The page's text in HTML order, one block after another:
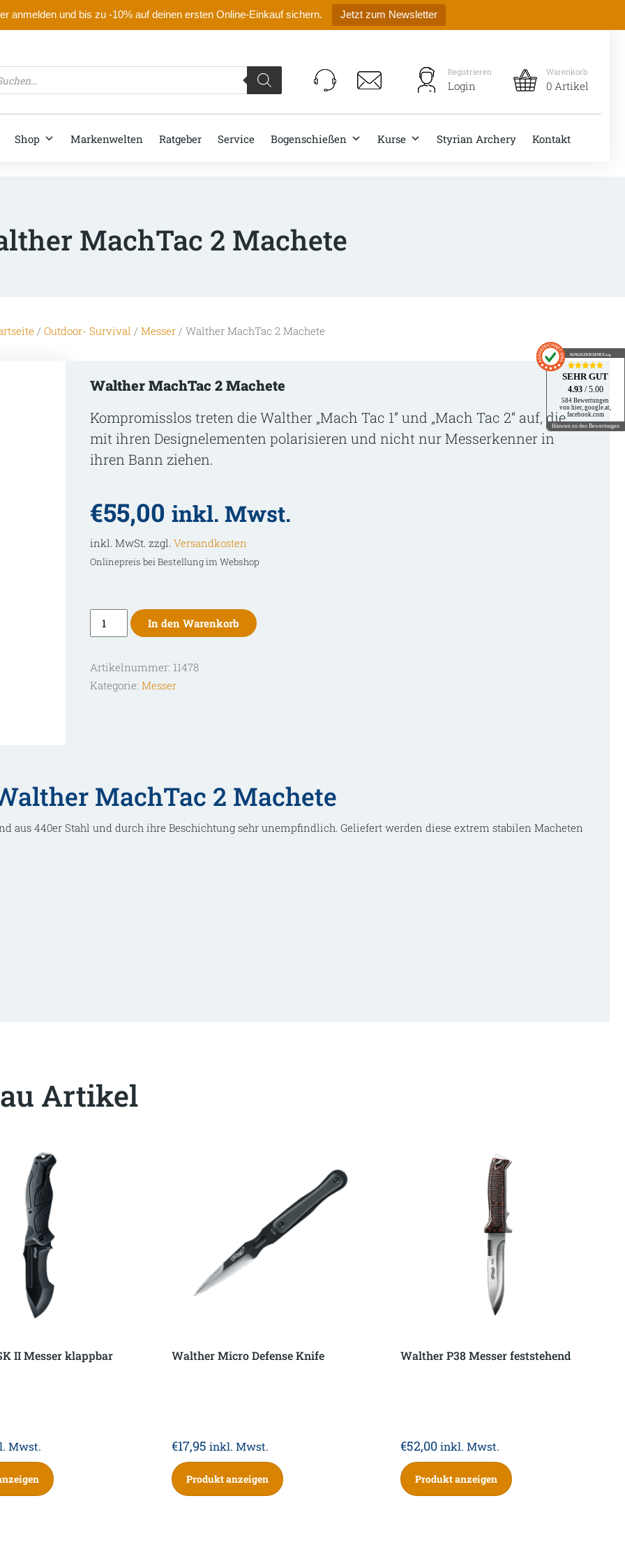
anmelden und bis zu -10% auf deinen ersten Online-Einkauf sichern. Jetzt zum Newsletter
Registrieren
Login
Warenkorb
0 Artikel
Shop Markenwelten Ratgeber Service Bogenschießen Kurse Styrian Archery Kontakt
MachTac 2 Machete
/ Outdoor- Survival / Messer/ Walther MachTac 2 Machete
Walther MachTac 2 Machete
Kompromisslos treten die Walther „Mach Tac 1“ und „Mach Tac 2“ auf, die
mit ihren Designelementen polarisieren und nicht nur Messerkenner in
ihren Bann ziehen.
€55,00 inkl. Mwst.
inkl. MwSt. zzgl. Versandkosten
Onlinepreis bei Bestellung im Webshop
Walther
MachTac
Machete
Menge
In den Warenkorb
Artikelnummer: 11478
Kategorie: Messer
MachTac 2 Machete
aus 440er Stahl und durch ihre Beschichtung sehr unempfindlich. Geliefert werden diese extrem stabilen Macheten
Artikel
II Messer klappbar
Mwst.
Walther Micro Defense Knife
€17,95 inkl. Mwst.
Produkt anzeigen
Walther P38 Messer feststehend
€52,00inkl. Mwst.
Produkt anzeigen
AUSGEZEICHNET.org
SEHR GUT
4.93 / 5.00
584 Bewertungen
von hier, google.at,
facebook.com
Hinweis zu den Bewertungen